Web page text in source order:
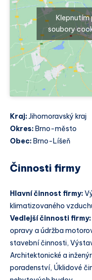
Klepnutím
soubory
Kraj:Jihomoravský kraj
Okres: Brno-město
Obec: Brno-Líšeň
Činnosti firmy
Hlavní činnost firmy:
klimatizovaného
Vedlejší činnosti firmy:
opravy a údržba
stavební činnosti,
Architektonické a
poradenství, Úklidové